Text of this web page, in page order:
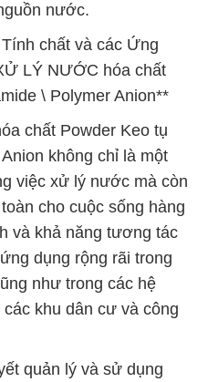
nước.
chất và các Ứng
LÝ NƯỚC hóa chất
\ Polymer Anion**
chất Powder Keo tụ
không chỉ là một
việc xử lý nước mà còn
cho cuộc sống hàng
và khả năng tương tác
dụng rộng rãi trong
như trong các hệ
khu dân cư và công
quản lý và sử dụng